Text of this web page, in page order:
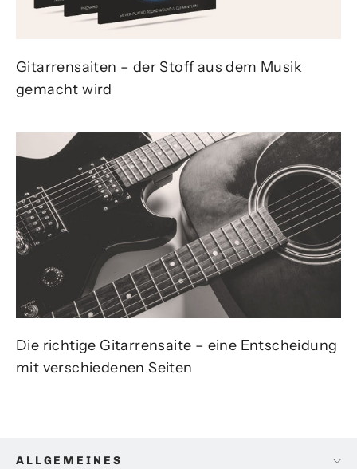
Gitarrensaiten – der Stoff aus dem Musik
gemacht wird
Die richtige Gitarrensaite – eine Entscheidung
mit verschiedenen Seiten
ALLGEMEINES